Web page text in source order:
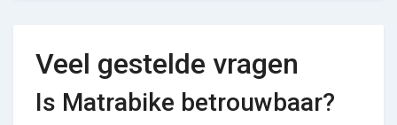
Veel gestelde vragen
Is Matrabike betrouwbaar?